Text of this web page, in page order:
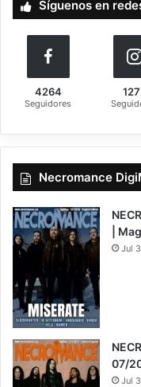
Síguenos en
4264
Seguidores
Necromance
|
Jul
07/
Jul